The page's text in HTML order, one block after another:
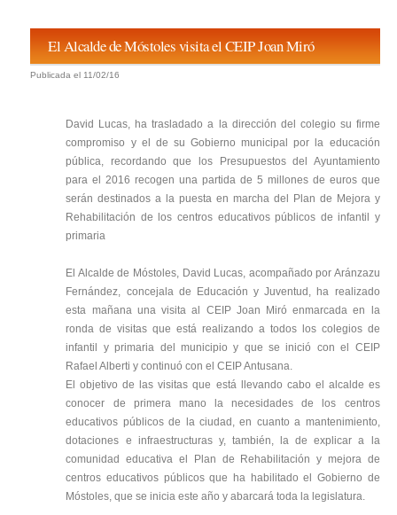
El Alcalde de Móstoles visita el CEIP Joan Miró
Publicada el 11/02/16
David Lucas, ha trasladado a la dirección del colegio su firme
compromiso y el de su Gobierno municipal por la educación
pública, recordando que los Presupuestos del Ayuntamiento
para el 2016 recogen una partida de 5 millones de euros que
serán destinados a la puesta en marcha del Plan de Mejora y
Rehabilitación de los centros educativos públicos de infantil y
primaria
El Alcalde de Móstoles, David Lucas, acompañado por Aránzazu
Fernández, concejala de Educación y Juventud, ha realizado
esta mañana una visita al CEIP Joan Miró enmarcada en la
ronda de visitas que está realizando a todos los colegios de
infantil y primaria del municipio y que se inició con el CEIP
Rafael Alberti y continuó con el CEIP Antusana.
El objetivo de las visitas que está llevando cabo el alcalde es
conocer de primera mano la necesidades de los centros
educativos públicos de la ciudad, en cuanto a mantenimiento,
dotaciones e infraestructuras y, también, la de explicar a la
comunidad educativa el Plan de Rehabilitación y mejora de
centros educativos públicos que ha habilitado el Gobierno de
Móstoles, que se inicia este año y abarcará toda la legislatura.